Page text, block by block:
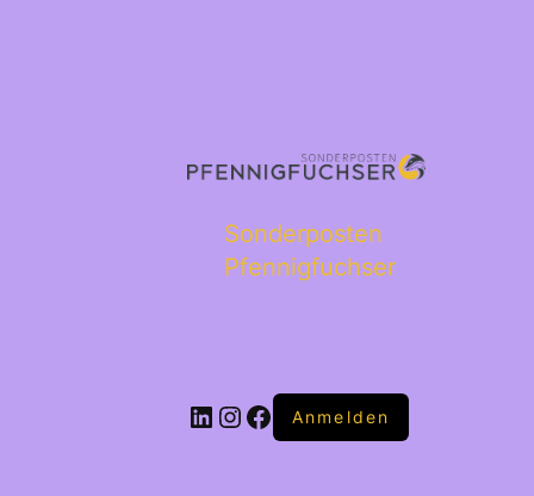
Sonderposten
Pfennigfuchser
Anmelden